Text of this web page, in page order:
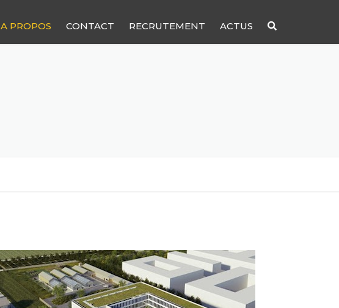
A PROPOS CONTACT RECRUTEMENT ACTUS